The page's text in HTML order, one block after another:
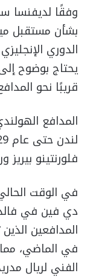
وفقًا لديفنسا
بشأن مستقبل
الدوري
يحتاج بوضوح
قريبًا نحو
المدافع
فلورنتينو
في الوقت
دي فين في
المدافعين
في الماضي،
الفني لريال